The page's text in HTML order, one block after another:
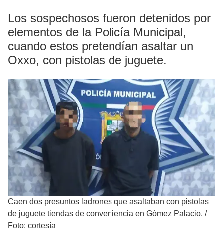
Los sospechosos fueron detenidos por
elementos de la Policía Municipal,
cuando estos pretendían asaltar un
Oxxo, con pistolas de juguete.
Caen dos presuntos ladrones que asaltaban con pistolas
de juguete tiendas de conveniencia en Gómez Palacio. /
Foto: cortesía